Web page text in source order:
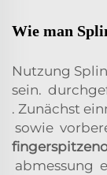
Wie man
Nutzung
sein.
. Zunächst
sowie
abmessung